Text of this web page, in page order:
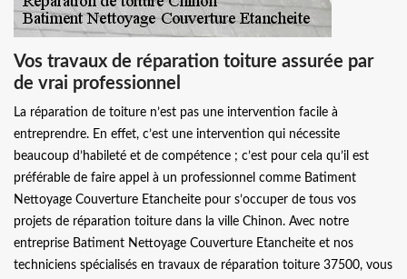
Vos travaux de réparation toiture assurée par
de vrai professionnel
La réparation de toiture n’est pas une intervention facile à
entreprendre. En effet, c’est une intervention qui nécessite
beaucoup d’habileté et de compétence ; c’est pour cela qu’il est
préférable de faire appel à un professionnel comme Batiment
Nettoyage Couverture Etancheite pour s’occuper de tous vos
projets de réparation toiture dans la ville Chinon. Avec notre
entreprise Batiment Nettoyage Couverture Etancheite et nos
techniciens spécialisés en travaux de réparation toiture 37500, vous